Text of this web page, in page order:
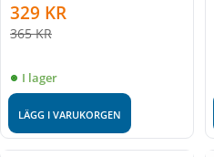
329 KR
365KR
I lager
LÄGG I VARUKORGEN